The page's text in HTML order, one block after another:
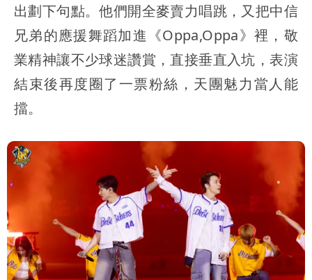
出劃下句點。他們開全麥賣力唱跳，又把中信
兄弟的應援舞蹈加進《Oppa,Oppa》裡，敬
業精神讓不少球迷讚賞，直接垂直入坑，表演
結束後再度圈了一票粉絲，天團魅力當人能
擋。